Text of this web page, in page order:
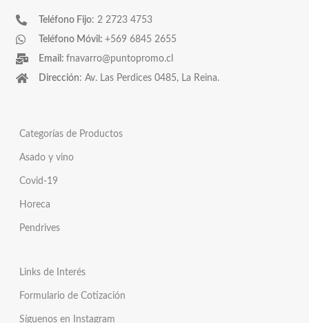
Teléfono Fijo: 2 2723 4753
Teléfono Móvil: +569 6845 2655
Email: fnavarro@puntopromo.cl
Dirección: Av. Las Perdices 0485, La Reina.
Categorías de Productos
Asado y vino
Covid-19
Horeca
Pendrives
Links de Interés
Formulario de Cotización
Síguenos en Instagram